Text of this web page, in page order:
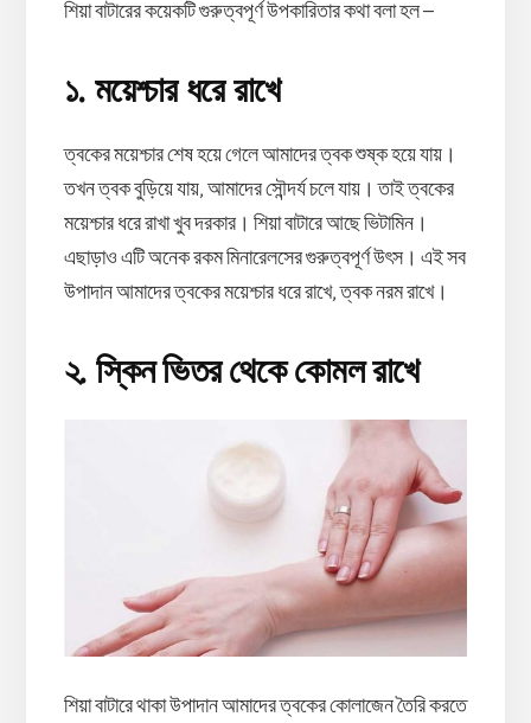
শিয়া বাটারের কয়েকটি গুরুত্বপূর্ণ উপকারিতার কথা বলা হল –
১. ময়েশ্চার ধরে রাখে
ত্বকের ময়েশ্চার শেষ হয়ে গেলে আমাদের ত্বক শুষ্ক হয়ে যায়।
তখন ত্বক বুড়িয়ে যায়, আমাদের সৌন্দর্য চলে যায়। তাই ত্বকের
ময়েশ্চার ধরে রাখা খুব দরকার। শিয়া বাটারে আছে ভিটামিন।
এছাড়াও এটি অনেক রকম মিনারেলসের গুরুত্বপূর্ণ উৎস। এই সব
উপাদান আমাদের ত্বকের ময়েশ্চার ধরে রাখে, ত্বক নরম রাখে।
২. স্কিন ভিতর থেকে কোমল রাখে
শিয়া বাটারে থাকা উপাদান আমাদের ত্বকের কোলাজেন তৈরি করতে